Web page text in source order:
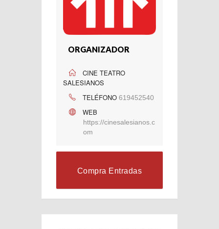
ORGANIZADOR
CINE TEATRO
SALESIANOS
TELÉFONO 619452540
WEB
https://cinesalesianos.c
om
Compra Entradas